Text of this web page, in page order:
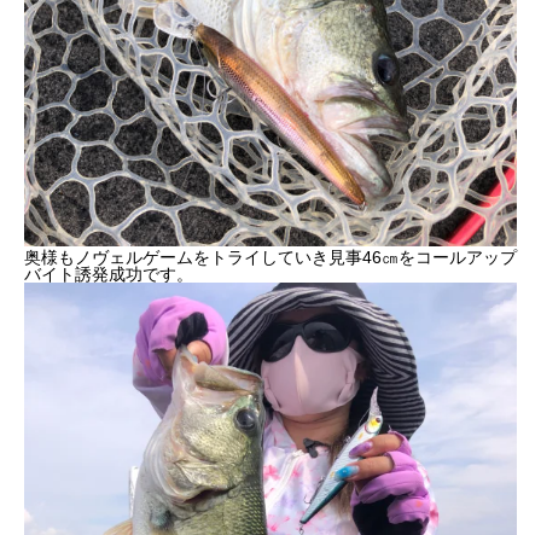
奥様もノヴェルゲームをトライしていき見事46㎝をコールアップ
バイト誘発成功です。